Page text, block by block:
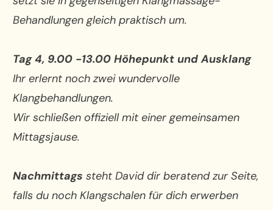
Behandlungen gleich praktisch um.
Tag 4, 9.00 -13.00 Höhepunkt und Ausklang
Ihr erlernt noch zwei wundervolle
Klangbehandlungen.
Wir schließen offiziell mit einer gemeinsamen
Mittagsjause.
Nachmittags steht David dir beratend zur Seite,
falls du noch Klangschalen für dich erwerben